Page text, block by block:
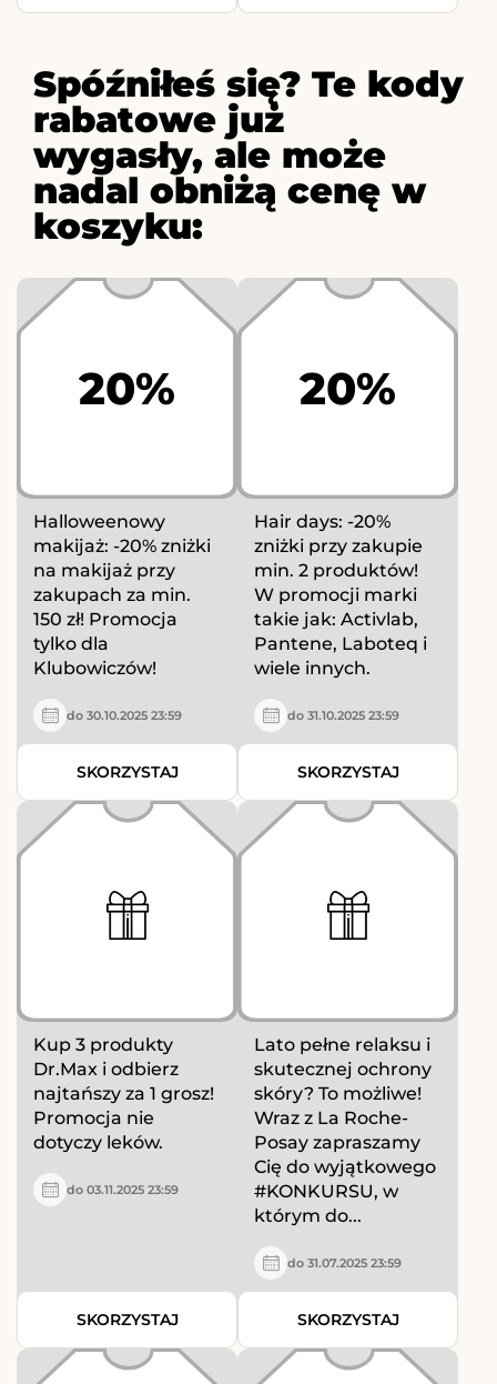
Spóźniłeś się? Te kody
rabatowe już
wygasły, ale może
nadal obniżą cenę w
koszyku:
20%
Halloweenowy
makijaż: -20% zniżki
na makijaż przy
zakupach za min.
150 zł! Promocja
tylko dla
Klubowiczów!
do 30.10.2025 23:59
SKORZYSTAJ
20%
Hair days: -20%
zniżki przy zakupie
min. 2 produktów!
W promocji marki
takie jak: Activlab,
Pantene, Laboteq i
wiele innych.
do 31.10.2025 23:59
SKORZYSTAJ
Kup 3 produkty
Dr.Max i odbierz
najtańszy za 1 grosz!
Promocja nie
dotyczy leków.
do 03.11.2025 23:59
SKORZYSTAJ
Lato pełne relaksu i
skutecznej ochrony
skóry? To możliwe!
Wraz z La Roche-
Posay zapraszamy
Cię do wyjątkowego
#KONKURSU, w
którym do...
do 31.07.2025 23:59
SKORZYSTAJ